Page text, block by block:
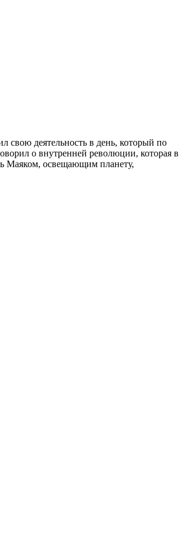
свою деятельность в день, который по
о внутренней революции, которая в
Маяком, освещающим планету,